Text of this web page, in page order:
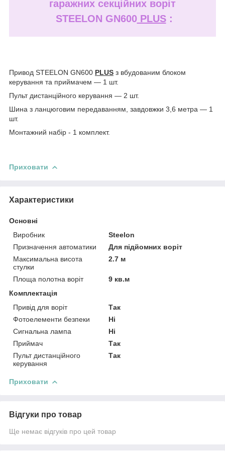
гаражних секційних воріт
STEELON GN600PLUS:
Привод STEELON GN600 PLUS з вбудованим блоком
керування та приймачем — 1 шт.
Пульт дистанційного керування — 2 шт.
Шина з ланцюговим передаванням, завдовжки 3,6 метра — 1
шт.
Монтажний набір - 1 комплект.
Приховати
Характеристики
Основні
Виробник
Steelon
Призначення автоматики
Для підйомних воріт
Максимальна висота
стулки
2.7 м
Площа полотна воріт
9 кв.м
Комплектація
Привід для воріт
Так
Фотоелементи безпеки
Ні
Сигнальна лампа
Ні
Приймач
Так
Пульт дистанційного
керування
Так
Приховати
Відгуки про товар
Ще немає відгуків про цей товар